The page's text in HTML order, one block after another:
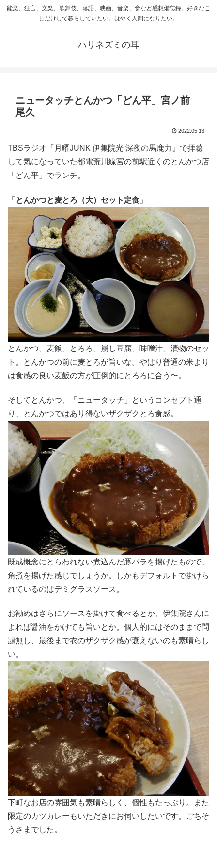
能楽、狂言、文楽、歌舞伎、落語、映画、音楽、食など感想備忘録。好きなこ
とだけして暮らしていたい。はやく人間になりたい。
ハリネズミの耳
ニュータッチとんかつ「どん平」宮ノ前
尾久
2022.05.13
TBSラジオ『月曜JUNK 伊集院光 深夜の馬鹿力』で拝聴
して気になっていた都電荒川線宮の前駅近くのとんかつ店
「どん平」でランチ。
「 とんかつと麦とろ（大）セット定食 」
とんかつ、麦飯、とろろ、崩し豆腐、味噌汁、漬物のセッ
ト。とんかつの前に麦とろが旨いな。やはり普通の米より
は食感の良い麦飯の方が圧倒的にとろろに合う〜。
そしてとんかつ、「ニュータッチ」というコンセプト通
り、とんかつではあり得ないザクザクとろ食感。
既成概念にとらわれない煮込んだ豚バラを揚げたもので、
角煮を揚げた感じでしょうか。しかもデフォルトで掛けら
れているのはデミグラスソース。
お勧めはさらにソースを掛けて食べるとか、伊集院さんに
よれば醤油をかけても旨いとか。個人的にはそのままで問
題無し、最後まで衣のザクザク感が衰えないのも素晴らし
い。
下町なお店の雰囲気も素晴らしく、個性もたっぷり。また
限定のカツカレーもいただきにお伺いしたいです。ごちそ
うさまでした。